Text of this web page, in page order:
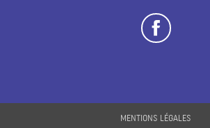
MENTIONS LÉGALES